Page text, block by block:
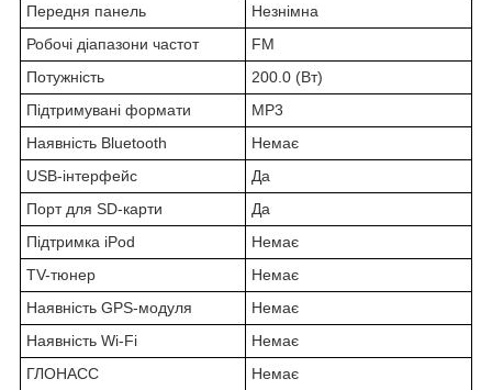
Передня панель
Незнімна
Робочі діапазони частот
FM
Потужність
200.0 (Вт)
Підтримувані формати
MP3
Наявність Bluetooth
Немає
USB-інтерфейс
Да
Порт для SD-карти
Да
Підтримка iPod
Немає
TV-тюнер
Немає
Наявність GPS-модуля
Немає
Наявність Wi-Fi
Немає
ГЛОНАСС
Немає